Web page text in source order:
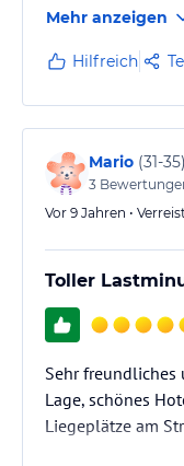
Mehr anzeigen
Hilfreich
Mario (31-35)
3
Vor 9 Jahren •
Toller
Sehr freundliches
Lage, schönes
Liegeplätze am